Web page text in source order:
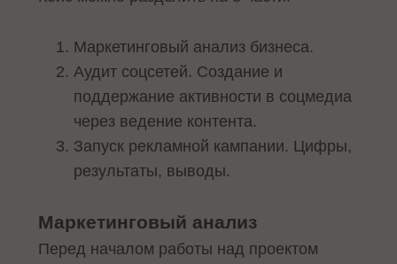
Маркетинговый анализ бизнеса.
Аудит соцсетей. Создание и
поддержание активности в соцмедиа
через ведение контента.
Запуск рекламной кампании. Цифры,
результаты, выводы.
Маркетинговый анализ
Перед началом работы над проектом